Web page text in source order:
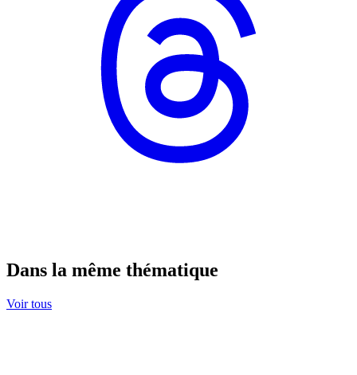
Dans la même thématique
Voir tous